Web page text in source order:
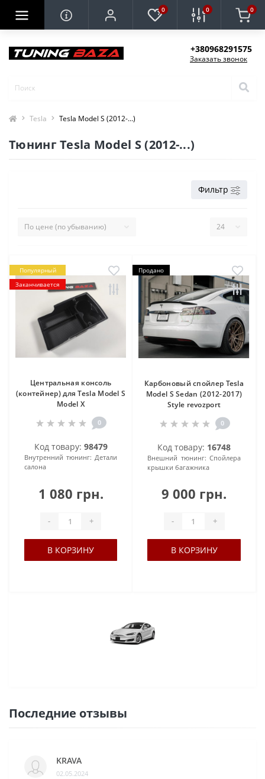
0 0 0
+380968291575
Заказать звонок
Tesla Tesla Model S (2012-...)
Тюнинг Tesla Model S (2012-...)
Фильтр
Популярный
Заканчивается
Центральная консоль
(контейнер) для Tesla Model S
Model X
0
Код товару: 98479
Внутренний тюнинг: Детали
салона
1 080 грн.
- +
В КОРЗИНУ
Продано
Карбоновый спойлер Tesla
Model S Sedan (2012-2017)
Style revozport
0
Код товару: 16748
Внешний тюнинг: Спойлера
крышки багажника
9 000 грн.
- +
В КОРЗИНУ
Последние отзывы
KRAVA
02.05.2024